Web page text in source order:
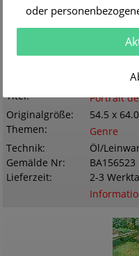
Vincent
Titel
Portrait
Originalgröße
54.5 x
Themen
Genre
Technik
Öl/
Gemälde Nr
BA156523
Lieferzeit
2-3
oder